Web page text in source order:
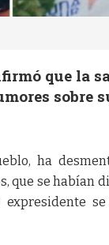
que la
sobre
ha
que se habían